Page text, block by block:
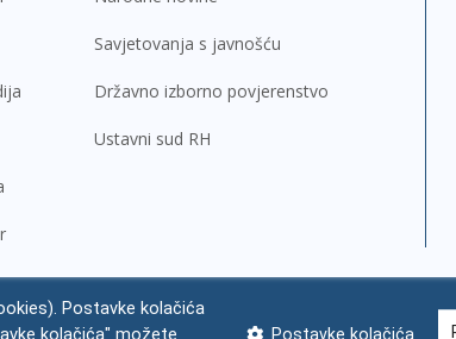
Savjetovanja s javnošću
Državno izborno povjerenstvo
Ustavni sud RH
Zaštita osobnih podataka Impressum Česta pitanja
Postavke kolačića
kolačića" možete
Postavke kolačića